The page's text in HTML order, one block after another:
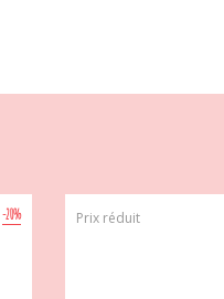
-20% Prix réduit